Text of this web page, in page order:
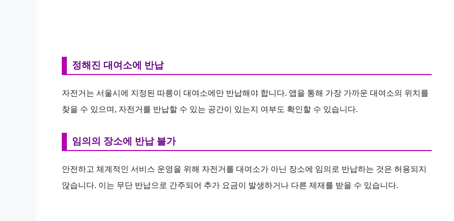
정해진 대여소에 반납
자전거는 서울시에 지정된 따릉이 대여소에만 반납해야 합니다. 앱을 통해 가장 가까운 대여소의 위치를
찾을 수 있으며, 자전거를 반납할 수 있는 공간이 있는지 여부도 확인할 수 있습니다.
임의의 장소에 반납 불가
안전하고 체계적인 서비스 운영을 위해 자전거를 대여소가 아닌 장소에 임의로 반납하는 것은 허용되지
않습니다. 이는 무단 반납으로 간주되어 추가 요금이 발생하거나 다른 제재를 받을 수 있습니다.